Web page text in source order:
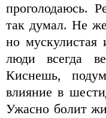
проголодаюсь.
так думал. Не
но
люди всегда
Киснешь,
влияние в
Ужасно болит